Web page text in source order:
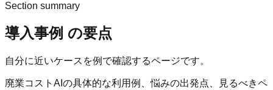
Section summary
導入事例 の要点
自分に近いケースを例で確認するページです。
廃業コストAIの具体的な利用例、悩みの出発点、見るべきペ